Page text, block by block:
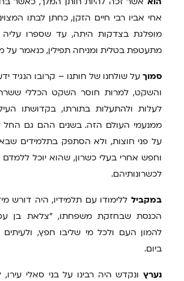
אחי אביו רבי חיים הזקן, כחתן לבתו
מופלגת בצדקות היתה, עד שספרו עליה
מתעטפת בטלית ומניחה תפילין, כנאמר על
סמוך על שולחנו של חותנו – קרובו הנגיד
והשקט, למרות חוסר השקט הכללי
לעלות ולהתעלות בתורתו, בקדושתו
ממנעמי העולם הזה. בשנים ההם גם החל
על פני חוצות, ולא הסתפק בתלמידים
וחפש אחרי בעלי כשרון, שהוא יוכל
לכשרונותיהם.
במקביל ללימודו עם תלמידיו, היה דורש
הכנסת שבחזקת משפחתו, "צלאת בן
להמון העם ולכל מי שליבו חפץ,
ביום.
נערץ ונקדש היה רבינו על בני סאלי